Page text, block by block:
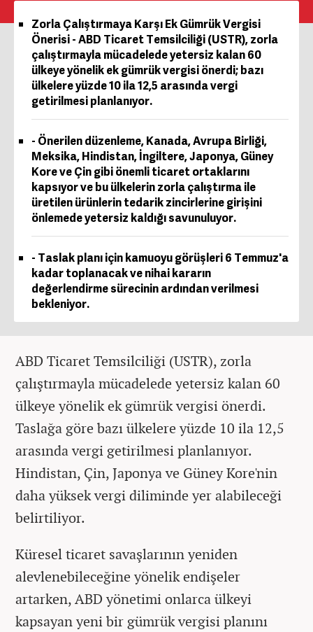
Zorla Çalıştırmaya Karşı Ek Gümrük Vergisi
Önerisi - ABD Ticaret Temsilciliği (USTR), zorla
çalıştırmayla mücadelede yetersiz kalan 60
ülkeye yönelik ek gümrük vergisi önerdi; bazı
ülkelere yüzde 10 ila 12,5 arasında vergi
getirilmesi planlanıyor.
- Önerilen düzenleme, Kanada, Avrupa Birliği,
Meksika, Hindistan, İngiltere, Japonya, Güney
Kore ve Çin gibi önemli ticaret ortaklarını
kapsıyor ve bu ülkelerin zorla çalıştırma ile
üretilen ürünlerin tedarik zincirlerine girişini
önlemede yetersiz kaldığı savunuluyor.
- Taslak planı için kamuoyu görüşleri 6 Temmuz'a
kadar toplanacak ve nihai kararın
değerlendirme sürecinin ardından verilmesi
bekleniyor.
ABD Ticaret Temsilciliği (USTR), zorla
çalıştırmayla mücadelede yetersiz kalan 60
ülkeye yönelik ek gümrük vergisi önerdi.
Taslağa göre bazı ülkelere yüzde 10 ila 12,5
arasında vergi getirilmesi planlanıyor.
Hindistan, Çin, Japonya ve Güney Kore'nin
daha yüksek vergi diliminde yer alabileceği
belirtiliyor.
Küresel ticaret savaşlarının yeniden
alevlenebileceğine yönelik endişeler
artarken, ABD yönetimi onlarca ülkeyi
kapsayan yeni bir gümrük vergisi planını